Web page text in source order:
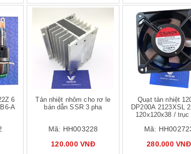
6
A
Tản nhiệt nhôm cho rơ le
bán dẫn SSR 3 pha
Mã: HH003228
120.000 VNĐ
Quạt tản nhiệt
DP200A 2123XSL
120x120x38 / trục
Mã:
280.000 VNĐ
hàng Mua hàng